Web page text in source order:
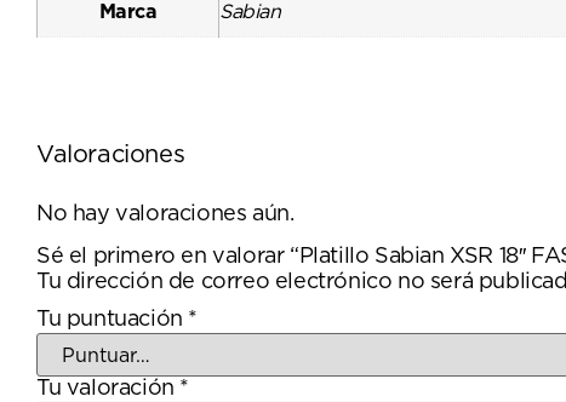
Marca Sabian
Valoraciones
No hay valoraciones aún.
Sé el primero en valorar “Platillo Sabian XSR 18″
Tu dirección de correo electrónico no será
Tu puntuación *
Tu valoración *